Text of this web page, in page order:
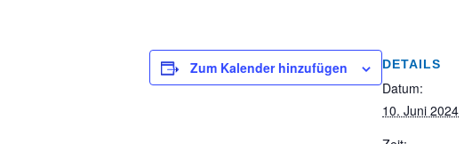
Zum Kalender hinzufügen DETAILS
Datum:
10. Juni 2024